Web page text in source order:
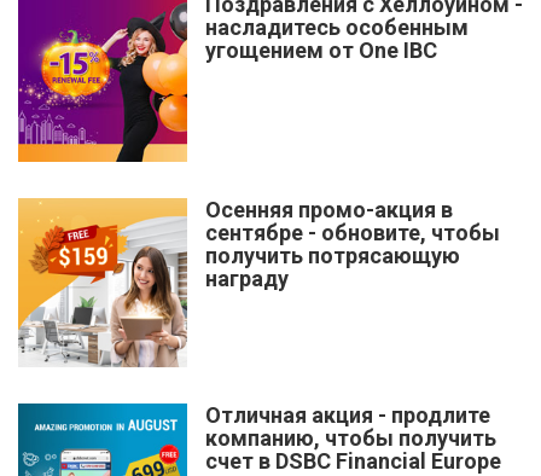
насладитесь особенным
угощением от One IBC
Осенняя промо-акция в
сентябре - обновите, чтобы
получить потрясающую
награду
Отличная акция - продлите
компанию, чтобы получить
счет в DSBC Financial Europe